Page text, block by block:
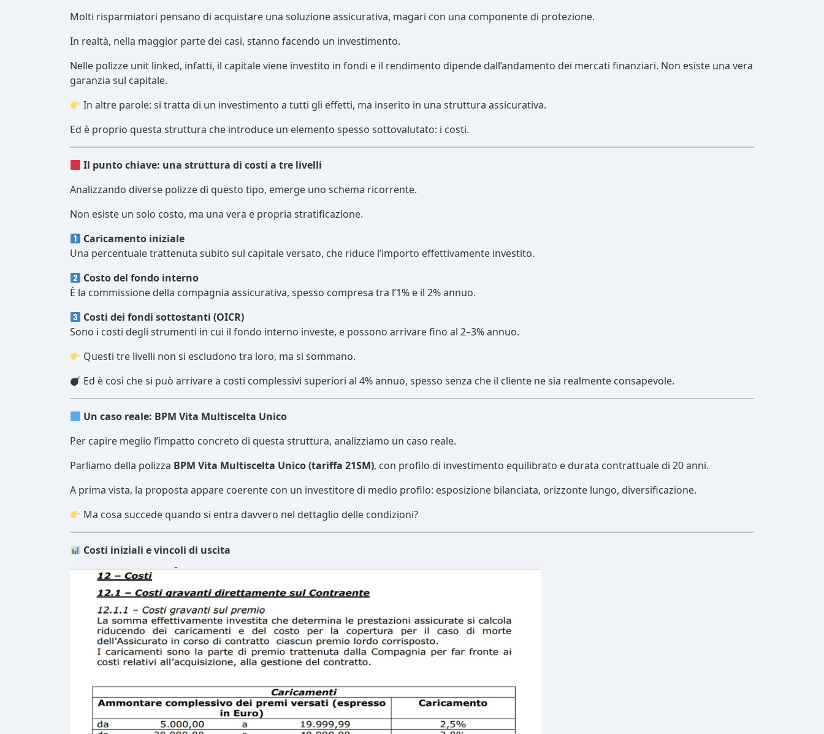
Molti risparmiatori pensano di acquistare una soluzione assicurativa, magari con una componente di protezione.
In realtà, nella maggior parte dei casi, stanno facendo un investimento.
Nelle polizze unit linked, infatti, il capitale viene investito in fondi e il rendimento dipende dall’andamento dei mercati finanziari. Non esiste una vera
garanzia sul capitale.
In altre parole: si tratta di un investimento a tutti gli effetti, ma inserito in una struttura assicurativa.
Ed è proprio questa struttura che introduce un elemento spesso sottovalutato: i costi.
Il punto chiave: una struttura di costi a tre livelli
Analizzando diverse polizze di questo tipo, emerge uno schema ricorrente.
Non esiste un solo costo, ma una vera e propria stratificazione.
Caricamento iniziale
Una percentuale trattenuta subito sul capitale versato, che riduce l’importo effettivamente investito.
Costo del fondo interno
È la commissione della compagnia assicurativa, spesso compresa tra l’1% e il 2% annuo.
Costi dei fondi sottostanti (OICR)
Sono i costi degli strumenti in cui il fondo interno investe, e possono arrivare fino al 2–3% annuo.
Questi tre livelli non si escludono tra loro, ma si sommano.
Ed è così che si può arrivare a costi complessivi superiori al 4% annuo, spesso senza che il cliente ne sia realmente consapevole.
Un caso reale: BPM Vita Multiscelta Unico
Per capire meglio l’impatto concreto di questa struttura, analizziamo un caso reale.
Parliamo della polizza BPM Vita Multiscelta Unico (tariffa 21SM), con profilo di investimento equilibrato e durata contrattuale di 20 anni.
A prima vista, la proposta appare coerente con un investitore di medio profilo: esposizione bilanciata, orizzonte lungo, diversificazione.
Ma cosa succede quando si entra davvero nel dettaglio delle condizioni?
Costi iniziali e vincoli di uscita